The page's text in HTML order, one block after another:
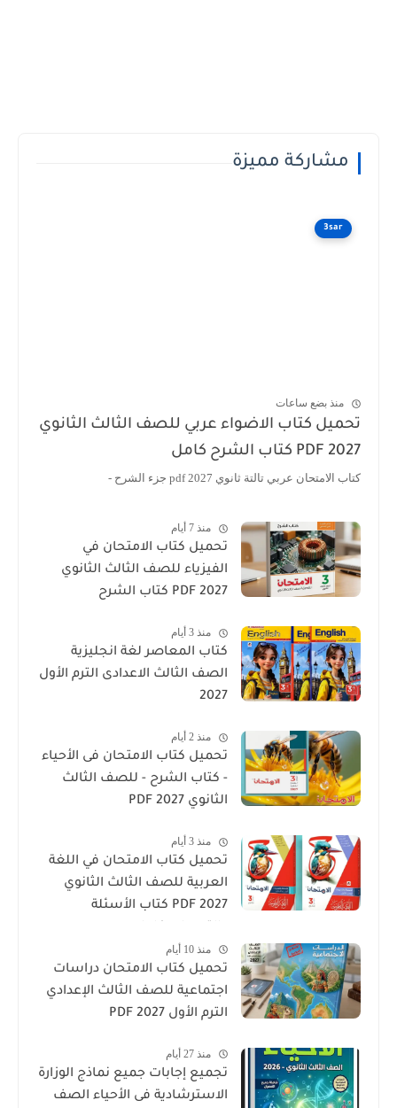
مشاركة مميزة
3sar
منذ بضع ساعات
تحميل كتاب الاضواء عربي للصف الثالث الثانوي
2027 PDF كتاب الشرح كامل
كتاب الامتحان عربي تالتة ثانوي 2027 pdf جزء الشرح -
منذ 7 أيام
تحميل كتاب الامتحان في
الفيزياء للصف الثالث الثانوي
2027 PDF كتاب الشرح
منذ 3 أيام
كتاب المعاصر لغة انجليزية
الصف الثالث الاعدادى الترم الأول
2027
منذ 2 أيام
تحميل كتاب الامتحان فى الأحياء
- كتاب الشرح - للصف الثالث
الثانوي 2027 PDF
منذ 3 أيام
تحميل كتاب الامتحان في اللغة
العربية للصف الثالث الثانوي
2027 PDF كتاب الأسئلة
منذ 10 أيام
تحميل كتاب الامتحان دراسات
اجتماعية للصف الثالث الإعدادي
الترم الأول 2027 PDF
منذ 27 أيام
تجميع إجابات جميع نماذج الوزارة
الاسترشادية فى الأحياء الصف